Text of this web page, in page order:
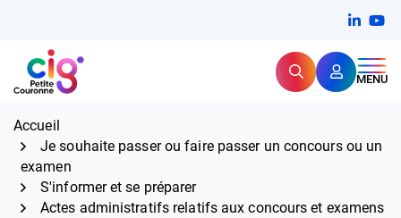
contenu
CIG Petite Couronne RechercherMENU
Expertise et proximité pour
Accueil
Je souhaite passer ou faire passer un concours ou un
examen
S'informer et se préparer
Actes administratifs relatifs aux concours et examens